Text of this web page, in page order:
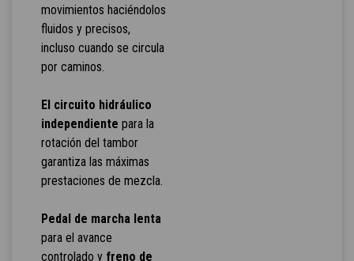
movimientos haciéndolos
fluidos y precisos,
incluso cuando se circula
por caminos.
El circuito hidráulico
independiente para la
rotación del tambor
garantiza las máximas
prestaciones de mezcla.
Pedal de marcha lenta
para el avance
controlado y freno de